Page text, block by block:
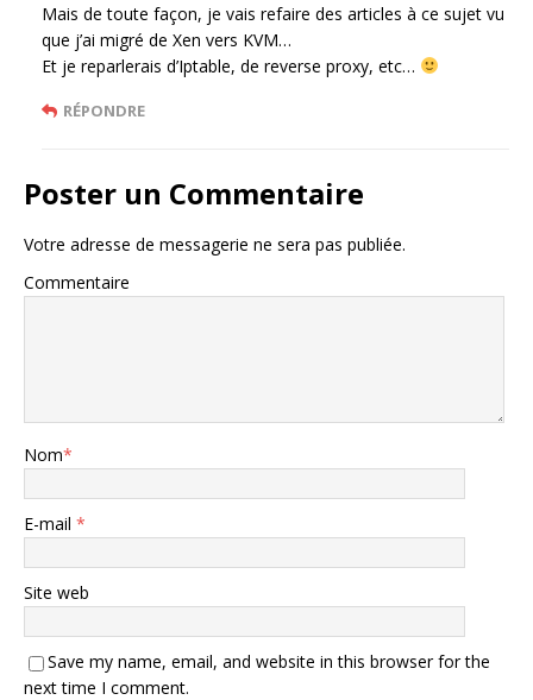
Mais de toute façon, je vais refaire des articles à ce sujet vu
que j’ai migré de Xen vers KVM…
Et je reparlerais d’Iptable, de reverse proxy, etc…
RÉPONDRE
Poster un Commentaire
Votre adresse de messagerie ne sera pas publiée.
Commentaire
Nom*
E-mail *
Site web
Save my name, email, and website in this browser for the
next time I comment.